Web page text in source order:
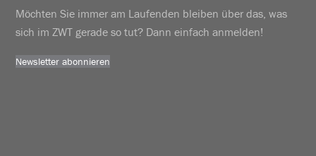
Möchten Sie immer am Laufenden bleiben über das, was
sich im ZWT gerade so tut? Dann einfach anmelden!
Newsletter abonnieren